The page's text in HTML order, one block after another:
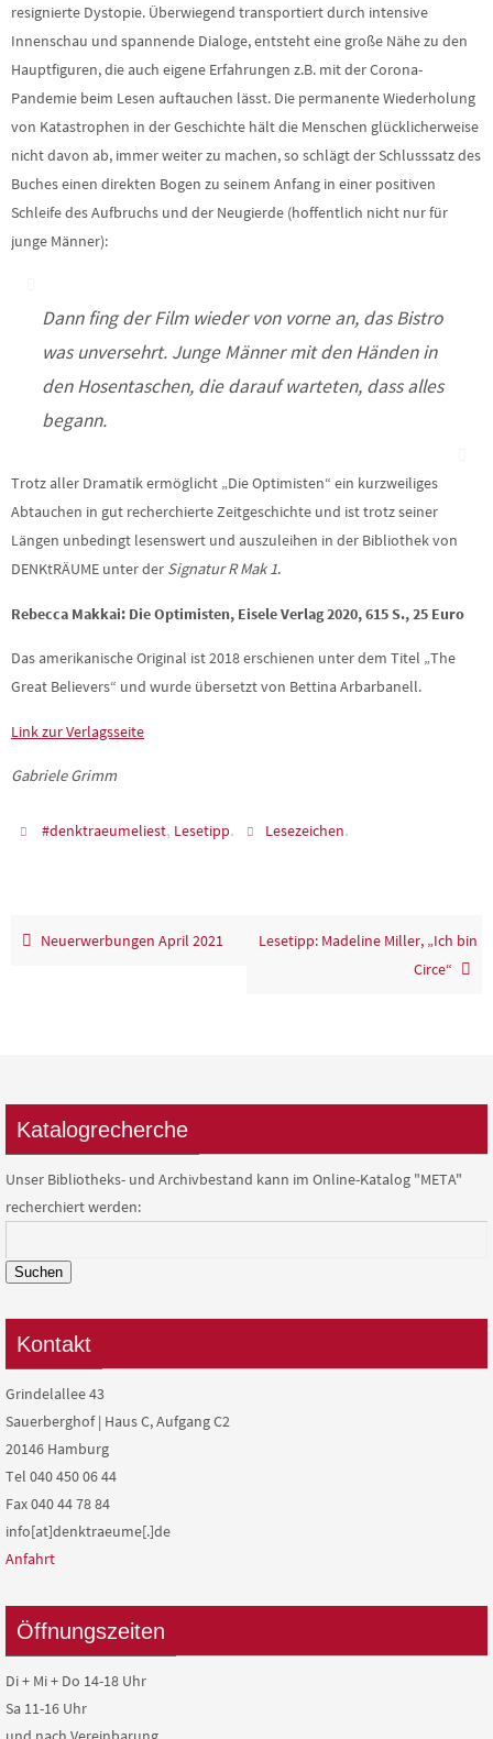
resignierte Dystopie. Überwiegend transportiert durch intensive
Innenschau und spannende Dialoge, entsteht eine große Nähe zu den
Hauptfiguren, die auch eigene Erfahrungen z.B. mit der Corona-
Pandemie beim Lesen auftauchen lässt. Die permanente Wiederholung
von Katastrophen in der Geschichte hält die Menschen glücklicherweise
nicht davon ab, immer weiter zu machen, so schlägt der Schlusssatz des
Buches einen direkten Bogen zu seinem Anfang in einer positiven
Schleife des Aufbruchs und der Neugierde (hoffentlich nicht nur für
junge Männer):
Dann fing der Film wieder von vorne an, das Bistro
was unversehrt. Junge Männer mit den Händen in
den Hosentaschen, die darauf warteten, dass alles
begann.
Trotz aller Dramatik ermöglicht „Die Optimisten“ ein kurzweiliges
Abtauchen in gut recherchierte Zeitgeschichte und ist trotz seiner
Längen unbedingt lesenswert und auszuleihen in der Bibliothek von
DENKtRÄUME unter der Signatur R Mak 1.
Rebecca Makkai: Die Optimisten, Eisele Verlag 2020, 615 S., 25 Euro
Das amerikanische Original ist 2018 erschienen unter dem Titel „The
Great Believers“ und wurde übersetzt von Bettina Arbarbanell.
Link zur Verlagsseite
Gabriele Grimm
#denktraeumeliest, Lesetipp. Lesezeichen.
Neuerwerbungen April 2021
Lesetipp: Madeline Miller, „Ich bin
Circe“
Katalogrecherche
Unser Bibliotheks- und Archivbestand kann im Online-Katalog "META"
recherchiert werden:
Suchen
Kontakt
Grindelallee 43
Sauerberghof | Haus C, Aufgang C2
20146 Hamburg
Tel 040 450 06 44
Fax 040 44 78 84
info[at]denktraeume[.]de
Anfahrt
Öffnungszeiten
Di + Mi + Do 14-18 Uhr
Sa 11-16 Uhr